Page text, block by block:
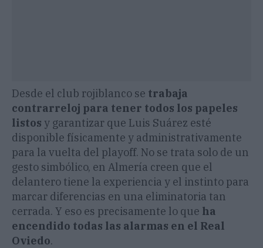
Desde el club rojiblanco se trabaja
contrarreloj para tener todos los papeles
listos y garantizar que Luis Suárez esté
disponible físicamente y administrativamente
para la vuelta del playoff. No se trata solo de un
gesto simbólico, en Almería creen que el
delantero tiene la experiencia y el instinto para
marcar diferencias en una eliminatoria tan
cerrada. Y eso es precisamente lo que ha
encendido todas las alarmas en el Real
Oviedo.